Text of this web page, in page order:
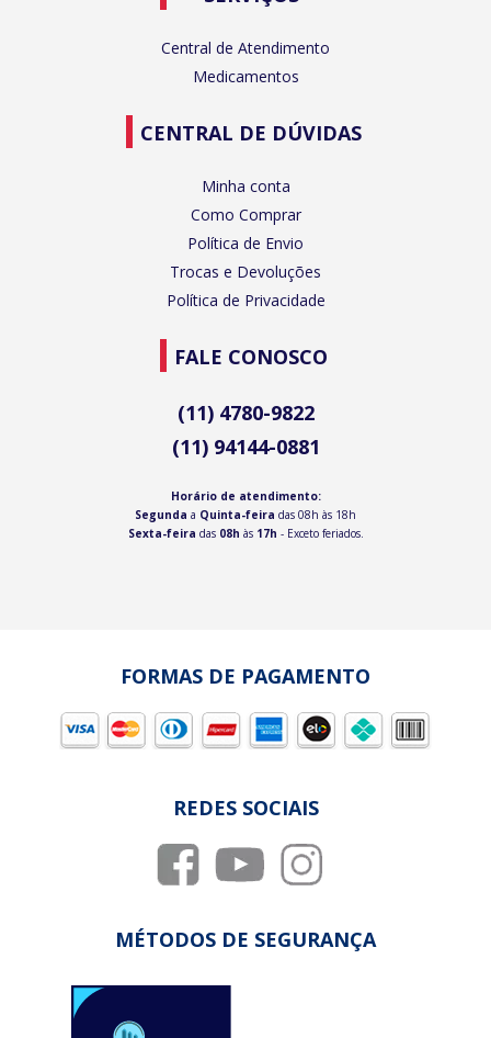
Central de Atendimento
Medicamentos
CENTRAL DE DÚVIDAS
Minha conta
Como Comprar
Política de Envio
Trocas e Devoluções
Política de Privacidade
FALE CONOSCO
(11) 4780-9822
(11) 94144-0881
Horário de atendimento:
Segunda a Quinta-feira das 08h às 18h
Sexta-feira das 08h às 17h - Exceto feriados.
FORMAS DE PAGAMENTO
REDES SOCIAIS
MÉTODOS DE SEGURANÇA